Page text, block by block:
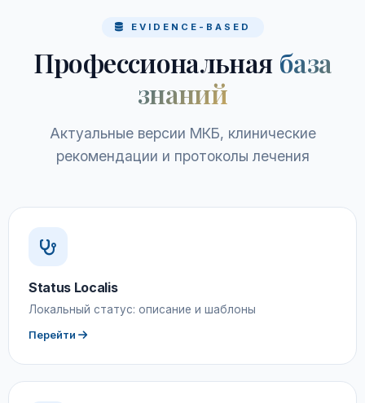
EVIDENCE-BASED
Профессиональная база
знаний
Актуальные версии МКБ, клинические
рекомендации и протоколы лечения
Status Localis
Локальный статус: описание и шаблоны
Перейти